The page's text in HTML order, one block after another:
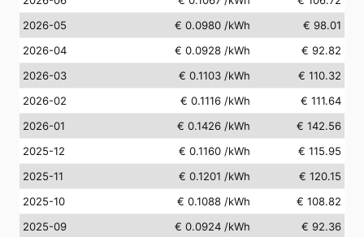
2026-05
€ 0.0980 /kWh
€ 98.01
2026-04
€ 0.0928 /kWh
€ 92.82
2026-03
€ 0.1103 /kWh
€ 110.32
2026-02
€ 0.1116 /kWh
€ 111.64
2026-01
€ 0.1426 /kWh
€ 142.56
2025-12
€ 0.1160 /kWh
€ 115.95
2025-11
€ 0.1201 /kWh
€ 120.15
2025-10
€ 0.1088 /kWh
€ 108.82
2025-09
€ 0.0924 /kWh € 92.36